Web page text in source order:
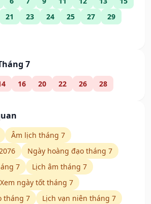
21 23 24 25 27
29
7
16 20 22 26 28
Âm lịch tháng 7
Ngày hoàng đạo tháng 7
7
Lịch âm tháng 7
Xem ngày tốt tháng 7
tháng 7
Lịch vạn niên tháng 7